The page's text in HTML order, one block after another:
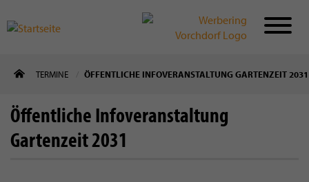
zum
TERMINE ÖFFENTLICHE INFOVERANSTALTUNG GARTENZEIT 2031
Öffentliche Infoveranstaltung
Gartenzeit 2031